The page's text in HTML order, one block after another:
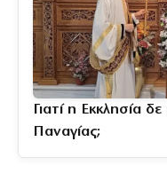
Γιατί η Εκκλησία
Παναγίας;